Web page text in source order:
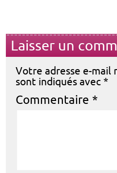
Laisser un
Votre adresse e-mail
sont indiqués avec *
Commentaire *